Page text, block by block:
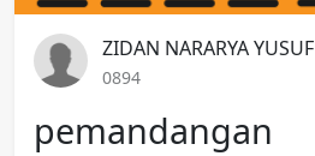
ZIDAN NARARYA YUSUF
0894
pemandangan